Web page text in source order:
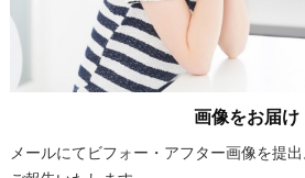
画像をお届け
メールにてビフォー・アフター画像を提